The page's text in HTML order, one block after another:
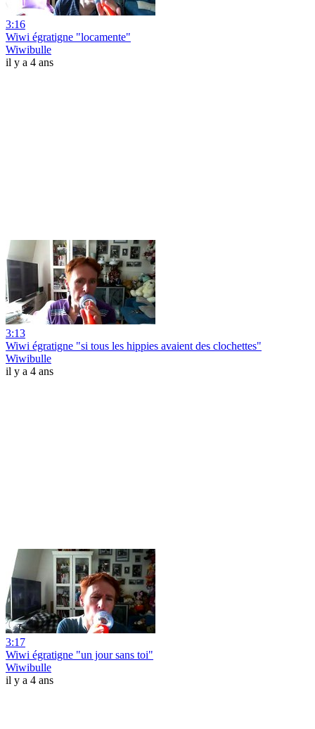
3:16
Wiwi égratigne "locamente"
Wiwibulle
il y a 4 ans
3:13
Wiwi égratigne "si tous les hippies avaient des clochettes"
Wiwibulle
il y a 4 ans
3:17
Wiwi égratigne "un jour sans toi"
Wiwibulle
il y a 4 ans